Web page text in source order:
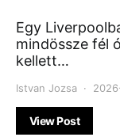
Egy
mindössze fél
kellett…
Istvan Jozsa
View Post